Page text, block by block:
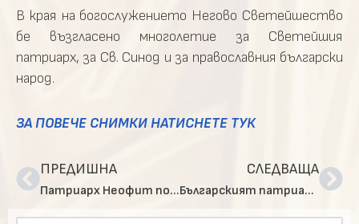
В края на богослужението Негово Светейшество
бе възгласено многолетие за Светейшия
патриарх, за Св. Синод и за православния български
народ.
ЗА ПОВЕЧЕ СНИМКИ НАТИСНЕТЕ ТУК
ПРЕДИШНА
Патриарх Неофит поздрави за Рождество Христово членовете на Софийския епархийски съвет
СЛЕДВАЩА
Българският патриарх Неофит прие Браницкия епископ Пахомий